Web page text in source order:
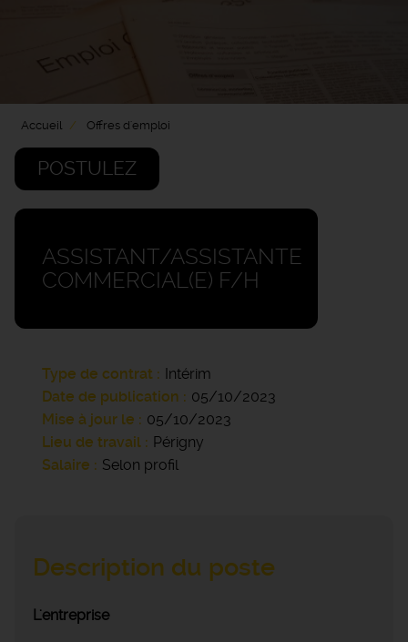
Accueil Offres d'emploi
POSTULEZ
ASSISTANT/ASSISTANTE
COMMERCIAL(E) F/H
Type de contrat
Intérim
Date de publication
05/10/2023
Mise à jour le
05/10/2023
Lieu de travail
Périgny
Salaire
Selon profil
Description du poste
L'entreprise